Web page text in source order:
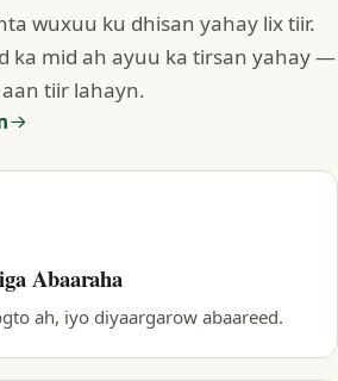
wuxuu ku dhisan yahay lix tiir.
ka mid ah ayuu ka tirsan yahay —
tiir lahayn.
Abaaraha
ah, iyo diyaargarow abaareed.